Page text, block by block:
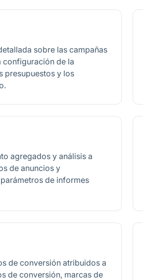
sobre las campañas
configuración de la
presupuestos y los
agregados y análisis a
de anuncios y
de informes
de conversión atribuidos a
de conversión, marcas de